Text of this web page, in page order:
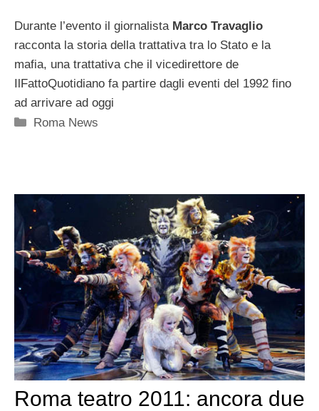
Durante l’evento il giornalista Marco Travaglio
racconta la storia della trattativa tra lo Stato e la
mafia, una trattativa che il vicedirettore de
IlFattoQuotidiano fa partire dagli eventi del 1992 fino
ad arrivare ad oggi
Categorie
Roma News
Roma teatro 2011: ancora due